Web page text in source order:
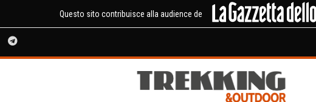
Questo sito contribuisce alla audience de